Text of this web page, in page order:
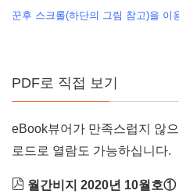
꾼후 스크롤(하단의 그림 참고)을 이
PDF로 직접 보기
eBook뷰어가 만족스럽지 않
로드로 열람도 가능하십니다.
월간비지 2020년 10월호①